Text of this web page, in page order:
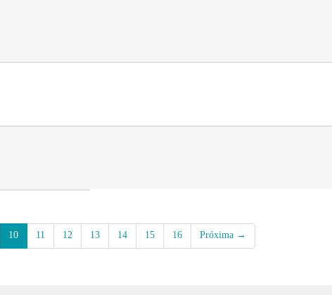
10 11 12 13 14 15 16 Próxima →